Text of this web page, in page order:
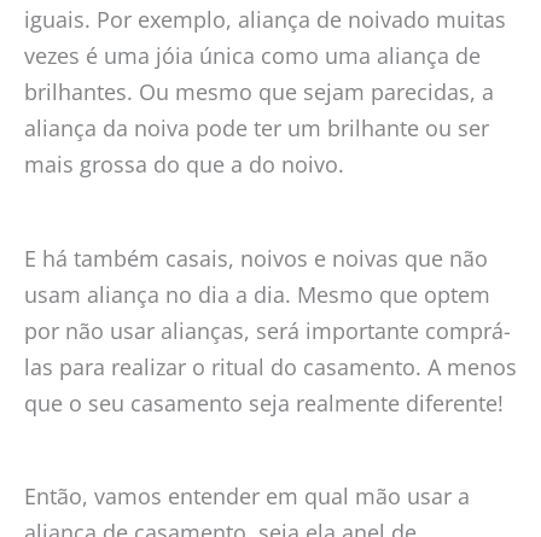
iguais. Por exemplo, aliança de noivado muitas
vezes é uma jóia única como uma aliança de
brilhantes. Ou mesmo que sejam parecidas, a
aliança da noiva pode ter um brilhante ou ser
mais grossa do que a do noivo.
E há também casais, noivos e noivas que não
usam aliança no dia a dia. Mesmo que optem
por não usar alianças, será importante comprá-
las para realizar o ritual do casamento. A menos
que o seu casamento seja realmente diferente!
Então, vamos entender em qual mão usar a